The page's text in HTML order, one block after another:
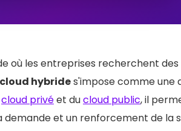
où les entreprises recherchent
cloud hybrides'impose comme une
cloud privéet ducloud public, il
demande et un renforcement de la